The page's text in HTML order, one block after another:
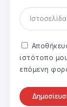
ιστότοπο
επόμενη